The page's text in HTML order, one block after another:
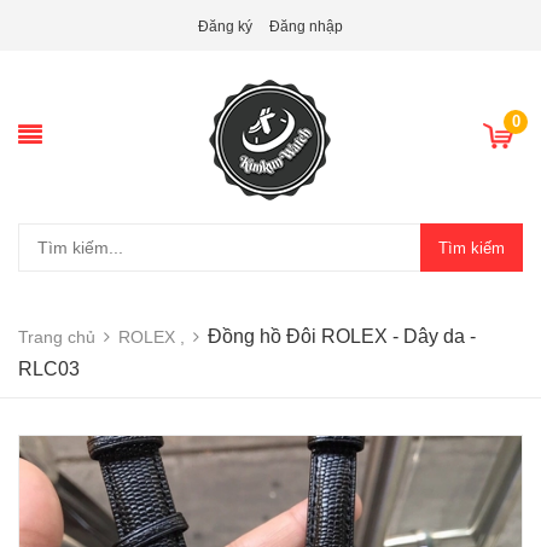
Đăng ký Đăng nhập
0
Tìm kiếm
Trang chủ ROLEX ,
Đồng hồ Đôi ROLEX - Dây da -
RLC03